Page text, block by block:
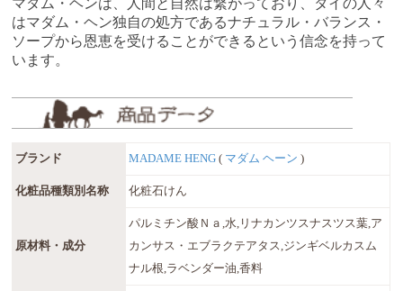
はマダム・ヘン独自の処方であるナチュラル・バランス・
ソープから恩恵を受けることができるという信念を持って
います。
ブランド MADAME HENG ( マダム ヘーン )
化粧品種類別名称 化粧石けん
原材料・成分
パルミチン酸Ｎａ,水,リナカンツスナスツス葉,ア
カンサス・エブラクテアタス,ジンギベルカスム
ナル根,ラベンダー油,香料